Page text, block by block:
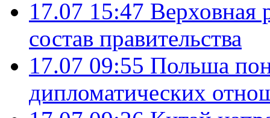
17.07 15:47 Верховная
состав правительства
17.07 09:55 Польша
дипломатических